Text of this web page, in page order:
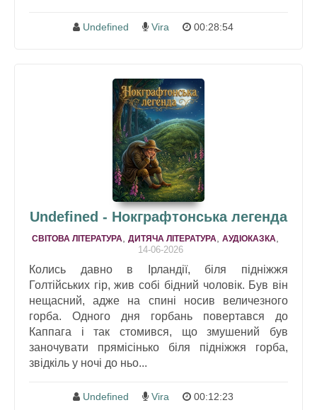
Undefined Vira 00:28:54
Undefined - Нокграфтонська легенда
СВІТОВА ЛІТЕРАТУРА ДИТЯЧА ЛІТЕРАТУРА АУДІОКАЗКА
14-06-2026
Колись давно в Ірландії, біля підніжжя
Голтійських гір, жив собі бідний чоловік. Був він
нещасний, адже на спині носив величезного
горба. Одного дня горбань повертався до
Каппага і так стомився, що змушений був
заночувати прямісінько біля підніжжя горба,
звідкіль у ночі до ньо...
Undefined Vira 00:12:23